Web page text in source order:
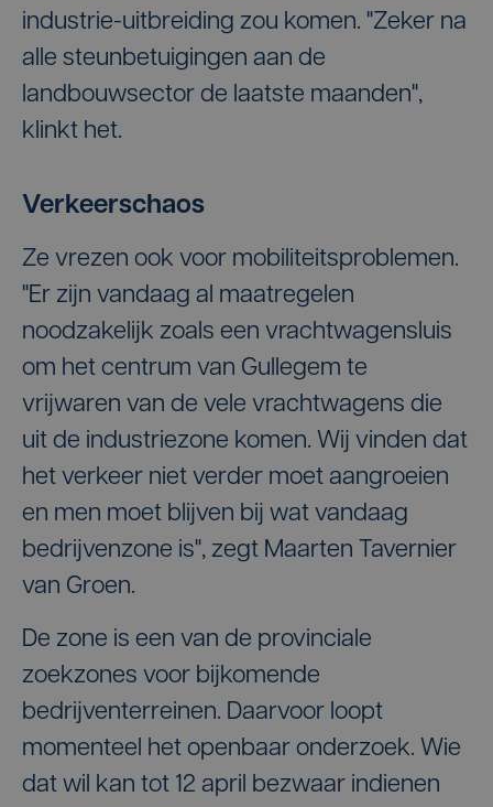
industrie-uitbreiding zou komen. "Zeker na
alle steunbetuigingen aan de
landbouwsector de laatste maanden",
klinkt het.
Verkeerschaos
Ze vrezen ook voor mobiliteitsproblemen.
"Er zijn vandaag al maatregelen
noodzakelijk zoals een vrachtwagensluis
om het centrum van Gullegem te
vrijwaren van de vele vrachtwagens die
uit de industriezone komen. Wij vinden dat
het verkeer niet verder moet aangroeien
en men moet blijven bij wat vandaag
bedrijvenzone is", zegt Maarten Tavernier
van Groen.
De zone is een van de provinciale
zoekzones voor bijkomende
bedrijventerreinen. Daarvoor loopt
momenteel het openbaar onderzoek. Wie
dat wil kan tot 12 april bezwaar indienen